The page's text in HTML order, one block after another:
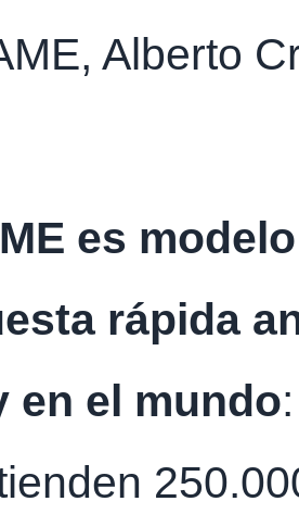
Alberto
es
rápida
en el mundo